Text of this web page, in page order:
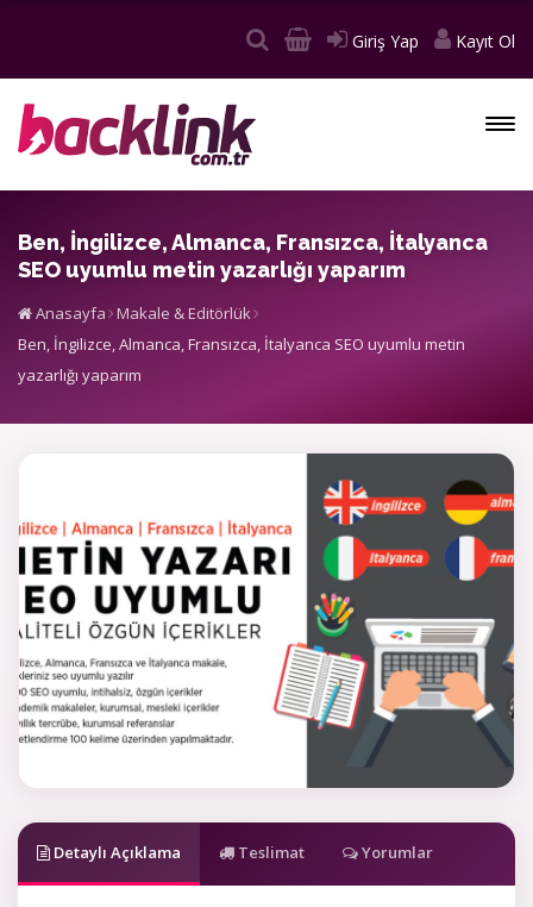
Giriş Yap Kayıt Ol
Ben, İngilizce, Almanca, Fransızca, İtalyanca
SEO uyumlu metin yazarlığı yaparım
Anasayfa Makale & Editörlük
Ben, İngilizce, Almanca, Fransızca, İtalyanca SEO uyumlu metin
yazarlığı yaparım
Detaylı Açıklama Teslimat Yorumlar